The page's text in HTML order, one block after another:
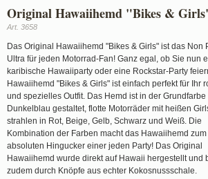
Original Hawaiihemd "Bikes &
Art. 3658
Das Original Hawaiihemd "Bikes & Girls" ist das Non
Ultra für jeden Motorrad-Fan! Ganz egal, ob Sie nun
karibische Hawaiiparty oder eine Rockstar-Party
Hawaiihemd "Bikes & Girls" ist einfach perfekt für Ihr
und spezielles Outfit. Das Hemd ist in der Grundfarbe
Dunkelblau gestaltet, flotte Motorräder mit heißen
strahlen in Rot, Beige, Gelb, Schwarz und Weiß. Die
Kombination der Farben macht das Hawaiihemd zum
absoluten Hingucker einer jeden Party! Das Original
Hawaiihemd wurde direkt auf Hawaii hergestellt und
zudem durch Knöpfe aus echter Kokosnussschale.